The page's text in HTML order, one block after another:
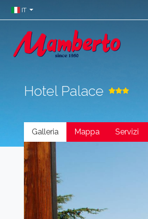
IT
Hotel Palace
Galleria Mappa Servizi